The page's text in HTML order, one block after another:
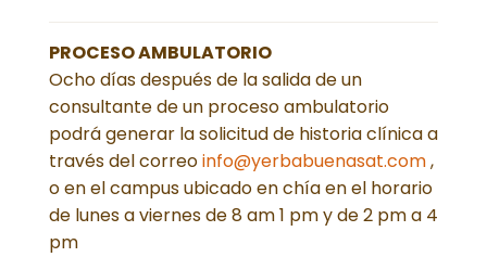
PROCESO AMBULATORIO
Ocho días después de la salida de un
consultante de un proceso ambulatorio
podrá generar la solicitud de historia clínica a
través del correoinfo@yerbabuenasat.com,
o en el campus ubicado en chía en el horario
de lunes a viernes de 8 am 1 pm y de 2 pm a 4
pm